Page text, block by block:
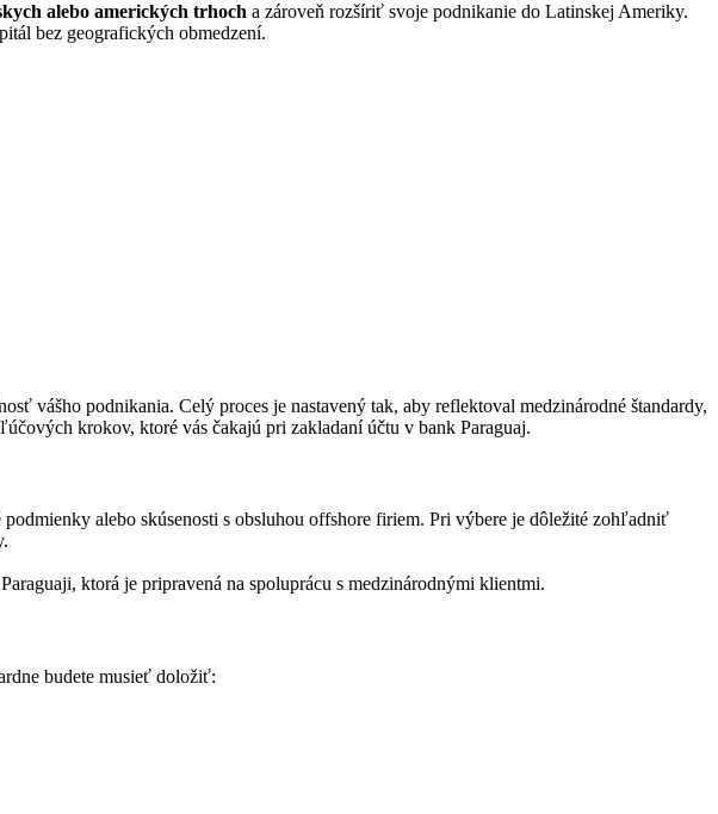
alebo amerických trhoch a zároveň rozšíriť svoje podnikanie do Latinskej Ameriky.
bez geografických obmedzení.
vášho podnikania. Celý proces je nastavený tak, aby reflektoval medzinárodné štandardy,
krokov, ktoré vás čakajú pri zakladaní účtu v bank Paraguaj.
podmienky alebo skúsenosti s obsluhou offshore firiem. Pri výbere je dôležité zohľadniť
ktorá je pripravená na spoluprácu s medzinárodnými klientmi.
budete musieť doložiť: